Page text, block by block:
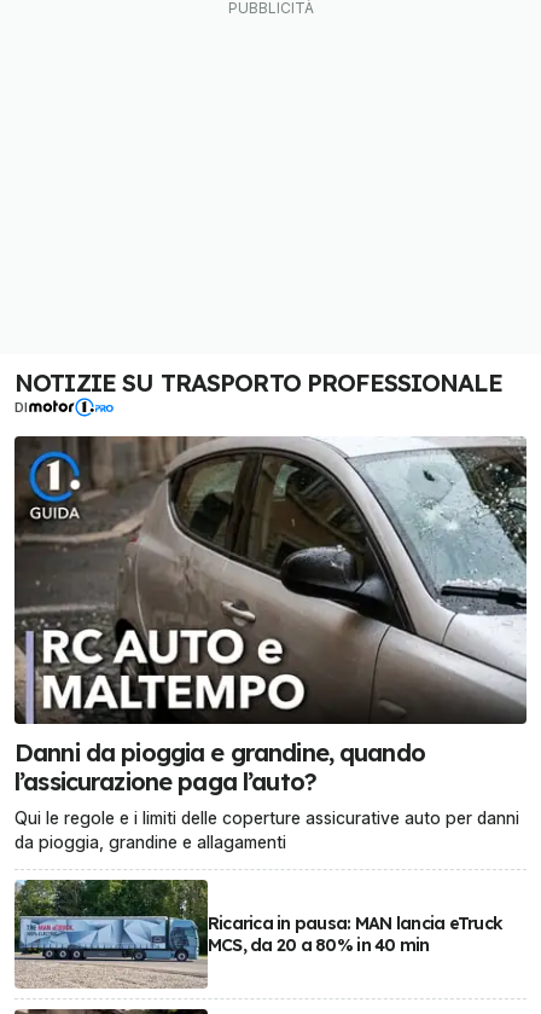
NOTIZIE SU TRASPORTO PROFESSIONALE
DI
Danni da pioggia e grandine, quando
l’assicurazione paga l’auto?
Qui le regole e i limiti delle coperture assicurative auto per danni
da pioggia, grandine e allagamenti
Ricarica in pausa: MAN lancia eTruck
MCS, da 20 a 80% in 40 min